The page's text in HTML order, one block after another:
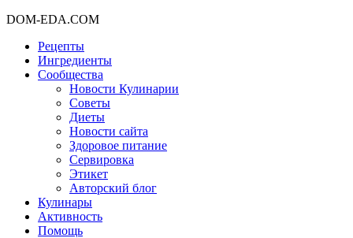
DOM-EDA.COM
Рецепты
Ингредиенты
Сообщества
Новости Кулинарии
Советы
Диеты
Новости сайта
Здоровое питание
Сервировка
Этикет
Авторский блог
Кулинары
Активность
Помощь